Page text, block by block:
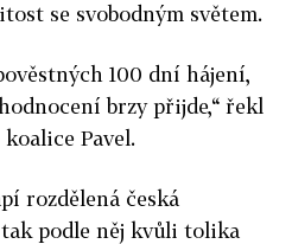
se svobodným světem.
100 dní hájení,
brzy přijde,“ řekl
Pavel.
rozdělená česká
podle něj kvůli tolika